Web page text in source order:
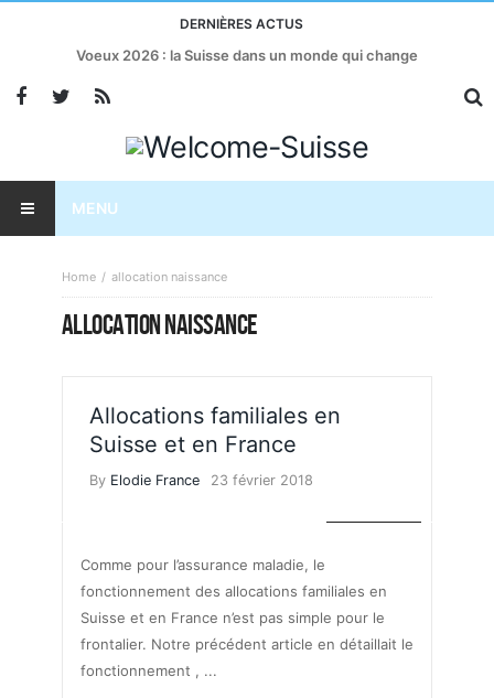
DERNIÈRES ACTUS
Voeux 2026 : la Suisse dans un monde qui change
MENU
Home allocation naissance
ALLOCATION NAISSANCE
Allocations familiales en
Suisse et en France
By Elodie France 23 février 2018
Comme pour l’assurance maladie, le
fonctionnement des allocations familiales en
Suisse et en France n’est pas simple pour le
frontalier. Notre précédent article en détaillait le
fonctionnement , ...